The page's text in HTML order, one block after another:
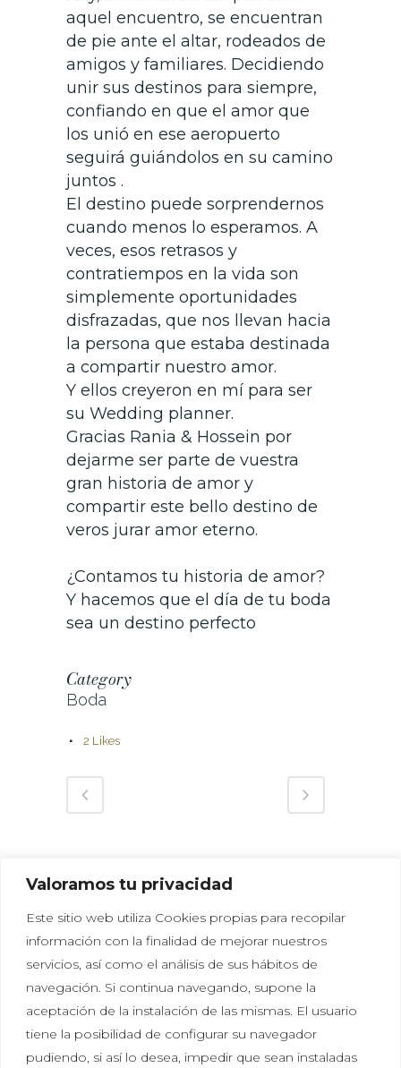
Valoramos tu privacidad
Este sitio web utiliza Cookies propias para recopilar
información con la finalidad de mejorar nuestros
servicios, así como el análisis de sus hábitos de
navegación. Si continua navegando, supone la
aceptación de la instalación de las mismas. El usuario
tiene la posibilidad de configurar su navegador
pudiendo, si así lo desea, impedir que sean instaladas
aquel encuentro, se encuentran
de pie ante el altar, rodeados de
amigos y familiares. Decidiendo
unir sus destinos para siempre,
confiando en que el amor que
los unió en ese aeropuerto
seguirá guiándolos en su camino
juntos .
El destino puede sorprendernos
cuando menos lo esperamos. A
veces, esos retrasos y
contratiempos en la vida son
simplemente oportunidades
disfrazadas, que nos llevan hacia
la persona que estaba destinada
a compartir nuestro amor.
Y ellos creyeron en mí para ser
su Wedding planner.
Gracias Rania & Hossein por
dejarme ser parte de vuestra
gran historia de amor y
compartir este bello destino de
veros jurar amor eterno.
¿Contamos tu historia de amor?
Y hacemos que el día de tu boda
sea un destino perfecto
Category
Boda
2 Likes
Política de privacidad | Política de cookies
Aviso